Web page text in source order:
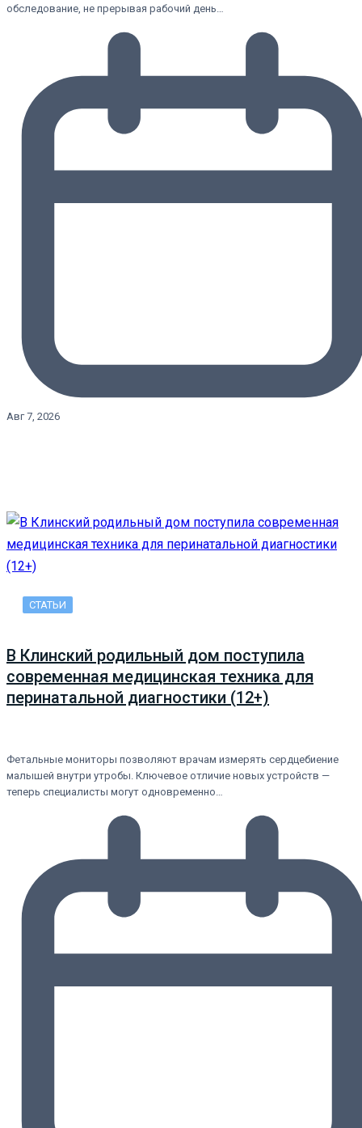
обследование, не прерывая рабочий день…
Авг 7, 2026
СТАТЬИ
В Клинский родильный дом поступила
современная медицинская техника для
перинатальной диагностики (12+)
Фетальные мониторы позволяют врачам измерять сердцебиение
малышей внутри утробы. Ключевое отличие новых устройств —
теперь специалисты могут одновременно…